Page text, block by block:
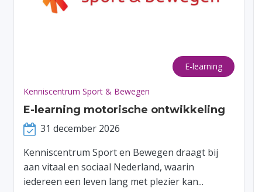
E-learning
Kenniscentrum Sport & Bewegen
E-learning motorische ontwikkeling
31 december 2026
Kenniscentrum Sport en Bewegen draagt bij
aan vitaal en sociaal Nederland, waarin
iedereen een leven lang met plezier kan...